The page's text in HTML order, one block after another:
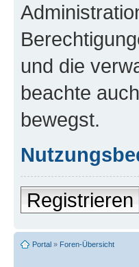
und die
beachte
bewegst.
Registrieren
Portal » Foren-Übersicht